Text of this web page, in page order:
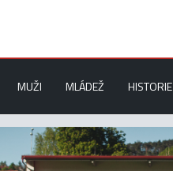
MUŽI MLÁDEŽ HISTORIE